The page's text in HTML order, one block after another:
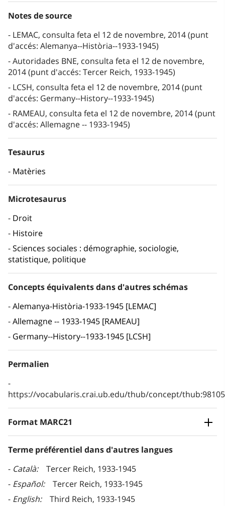
Notes de source
LEMAC, consulta feta el 12 de novembre, 2014 (punt
d'accés: Alemanya--Història--1933-1945)
Autoridades BNE, consulta feta el 12 de novembre,
2014 (punt d'accés: Tercer Reich, 1933-1945)
LCSH, consulta feta el 12 de novembre, 2014 (punt
d'accés: Germany--History--1933-1945)
RAMEAU, consulta feta el 12 de novembre, 2014 (punt
d'accés: Allemagne -- 1933-1945)
Tesaurus
Matèries
Microtesaurus
Droit
Histoire
Sciences sociales : démographie, sociologie,
statistique, politique
Concepts équivalents dans d'autres schémas
Alemanya-Història-1933-1945 [LEMAC]
Allemagne -- 1933-1945 [RAMEAU]
Germany--History--1933-1945 [LCSH]
Permalien
https://vocabularis.crai.ub.edu/thub/concept/
Format MARC21
Terme préférentiel dans d'autres langues
Català
Tercer Reich, 1933-1945
Español
Tercer Reich, 1933-1945
English
Third Reich, 1933-1945